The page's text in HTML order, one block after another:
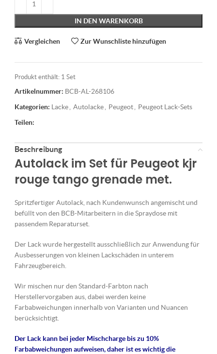
IN DEN WARENKORB
Vergleichen Zur Wunschliste hinzufügen
Produkt enthält: 1 Set
Artikelnummer: BCB-AL-268106
Kategorien: Lacke, Autolacke, Peugeot, Peugeot Lack-Sets
Teilen:
Beschreibung
Autolack im Set für Peugeot kjr
rouge tango grenade met.
Spritzfertiger Autolack, nach Kundenwunsch angemischt und
befüllt von den BCB-Mitarbeitern in die Spraydose mit
passendem Reparaturset.
Der Lack wurde hergestellt ausschließlich zur Anwendung für
Ausbesserungen von kleinen Lackschäden in unterem
Fahrzeugbereich.
Wir mischen nur den Standard-Farbton nach
Herstellervorgaben aus, dabei werden keine
Farbabweichungen innerhalb von Varianten und Nuancen
berücksichtigt.
Der Lack kann bei jeder Mischcharge bis zu 10%
Farbabweichungen aufweisen, daher ist es wichtig die